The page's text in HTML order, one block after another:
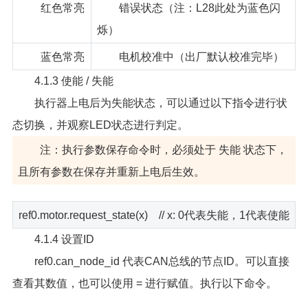
红色常亮
错误状态（注：L28此处为蓝色闪
烁）
蓝色常亮 电机校准中（出厂默认校准完毕）
4.1.3 使能 / 失能
执行器上电后为失能状态，可以通过以下指令进行状
态切换，并观察LED状态进行判定。
注：执行参数保存命令时，必须处于 失能 状态下，
且所有参数在保存并重新上电后生效。
ref0.motor.request_state(x) // x: 0代表失能，1代表使能
4.1.4 设置ID
ref0.can_node_id 代表CAN总线的节点ID。可以直接
查看其数值，也可以使用 = 进行赋值。执行以下命令。